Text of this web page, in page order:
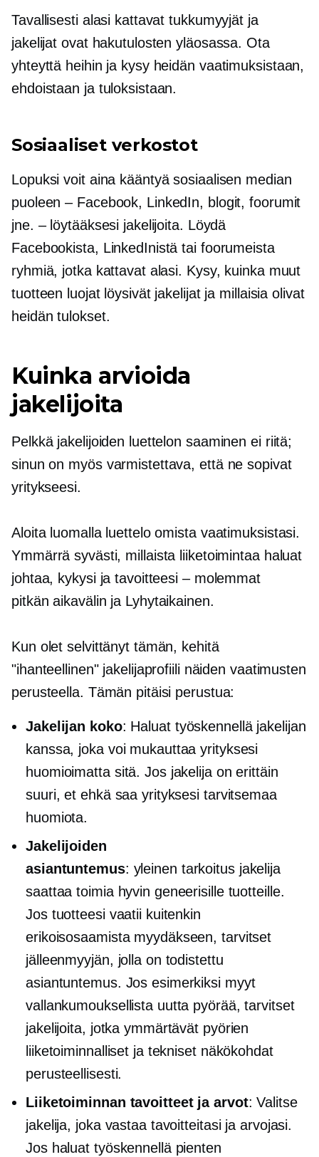
Tavallisesti alasi kattavat tukkumyyjät ja
jakelijat ovat hakutulosten yläosassa. Ota
yhteyttä heihin ja kysy heidän vaatimuksistaan,
ehdoistaan ​​ja tuloksistaan.
Sosiaaliset verkostot
Lopuksi voit aina kääntyä sosiaalisen median
puoleen – Facebook, LinkedIn, blogit, foorumit
jne. – löytääksesi jakelijoita. Löydä
Facebookista, LinkedInistä tai foorumeista
ryhmiä, jotka kattavat alasi. Kysy, kuinka muut
tuotteen luojat löysivät jakelijat ja millaisia ​​olivat
heidän tulokset.
Kuinka arvioida
jakelijoita
Pelkkä jakelijoiden luettelon saaminen ei riitä;
sinun on myös varmistettava, että ne sopivat
yritykseesi.
Aloita luomalla luettelo omista vaatimuksistasi.
Ymmärrä syvästi, millaista liiketoimintaa haluat
johtaa, kykysi ja tavoitteesi – molemmat
pitkän aikavälin ja Lyhytaikainen.
Kun olet selvittänyt tämän, kehitä
"ihanteellinen" jakelijaprofiili näiden vaatimusten
perusteella. Tämän pitäisi perustua:
Jakelijan koko: Haluat työskennellä jakelijan
kanssa, joka voi mukauttaa yrityksesi
huomioimatta sitä. Jos jakelija on erittäin
suuri, et ehkä saa yrityksesi tarvitsemaa
huomiota.
Jakelijoiden
asiantuntemus: yleinen tarkoitusjakelija
saattaa toimia hyvin geneerisille tuotteille.
Jos tuotteesi vaatii kuitenkin
erikoisosaamista myydäkseen, tarvitset
jälleenmyyjän, jolla on todistettu
asiantuntemus. Jos esimerkiksi myyt
vallankumouksellista uutta pyörää, tarvitset
jakelijoita, jotka ymmärtävät pyörien
liiketoiminnalliset ja tekniset näkökohdat
perusteellisesti.
Liiketoiminnan tavoitteet ja arvot: Valitse
jakelija, joka vastaa tavoitteitasi ja arvojasi.
Jos haluat työskennellä pienten